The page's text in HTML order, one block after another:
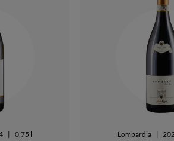
| 0,75 l
Lombardia |